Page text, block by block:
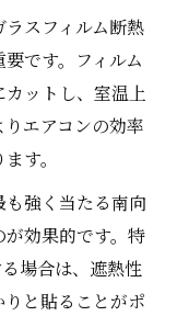
スフィルム断熱
です。フィルム
ットし、室温上
エアコンの効率
す。
強く当たる南向
効果的です。特
場合は、遮熱性
と貼ることがポ